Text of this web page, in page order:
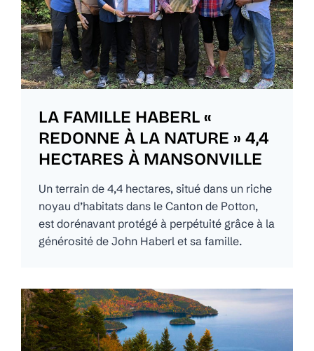
LA FAMILLE HABERL «
REDONNE À LA NATURE » 4,4
HECTARES À MANSONVILLE
Un terrain de 4,4 hectares, situé dans un riche
noyau d’habitats dans le Canton de Potton,
est dorénavant protégé à perpétuité grâce à la
générosité de John Haberl et sa famille.